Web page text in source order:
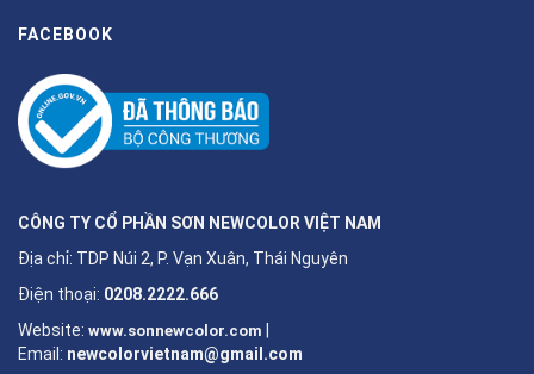
FACEBOOK
CÔNG TY CỔ PHẦN SƠN NEWCOLOR VIỆT NAM
Địa chỉ: TDP Núi 2, P. Vạn Xuân, Thái Nguyên
Điện thoại: 0208.2222.666
Website: www.sonnewcolor.com
Email: newcolorvietnam@gmail.com